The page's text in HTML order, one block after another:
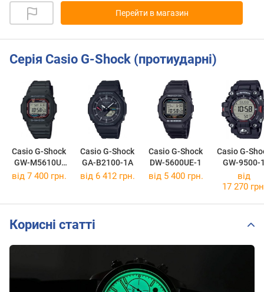
Перейти в магазин
Серія Casio G-Shock (протиударні)
Casio G-Shock
GW-M5610U-
1E
Casio G-Shock
GA-B2100-1A
Casio G-Shock
DW-5600UE-1
Casio G-
GW-9500-
від 7 400 грн. від 6 412 грн. від 5 400 грн.
від
17 270
Корисні статті